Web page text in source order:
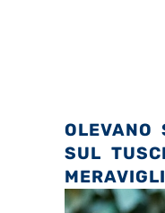
OLEVANO
SUL